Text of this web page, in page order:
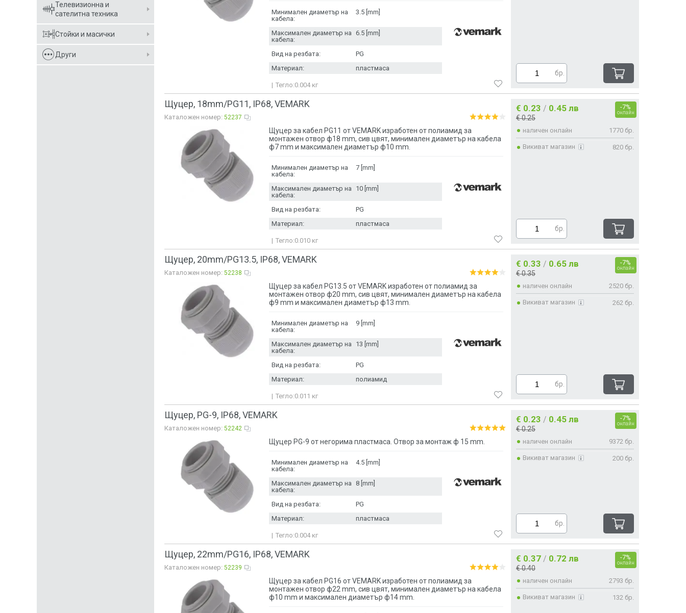
Телевизионна и
сателитна техника
Стойки и масички
Други
PG9
ф46 [mm]
ф54.5 [mm]
ф60 [mm]
Минимален диаметър на
кабела:
3.5 [mm]
Максимален диаметър на
кабела:
6.5 [mm]
Вид на резбата:
PG
Материал:
пластмаса
Тегло:0.004кг
бр.
Щуцер, 18mm/PG11, IP68, VEMARK
Каталожен номер: 52237
Щуцер за кабел PG11 от VEMARK изработен от полиамид за
монтажен отвор ф18 mm, сив цвят, минимален диаметър на кабела
ф7 mm и максимален диаметър ф10 mm.
Минимален диаметър на
кабела:
7 [mm]
Максимален диаметър на
кабела:
10 [mm]
Вид на резбата:
PG
Материал:
пластмаса
Тегло:0.010кг
-7%
онлайн
€ 0.23 / 0.45 лв
€ 0.25
наличен онлайн 1770 бр.
Викиват магазин 820 бр.
бр.
Щуцер, 20mm/PG13.5, IP68, VEMARK
Каталожен номер: 52238
Щуцер за кабел PG13.5 от VEMARK изработен от полиамид за
монтажен отвор ф20 mm, сив цвят, минимален диаметър на кабела
ф9 mm и максимален диаметър ф13 mm.
Минимален диаметър на
кабела:
9 [mm]
Максимален диаметър на
кабела:
13 [mm]
Вид на резбата:
PG
Материал:
полиамид
Тегло:0.011 кг
-7%
онлайн
€ 0.33 / 0.65 лв
€ 0.35
наличен онлайн 2520 бр.
Викиват магазин 262 бр.
бр.
Щуцер, PG-9, IP68, VEMARK
Каталожен номер: 52242
Щуцер PG-9 от негорима пластмаса. Отвор за монтаж ф 15 mm.
Минимален диаметър на
кабела:
4.5 [mm]
Максимален диаметър на
кабела:
8 [mm]
Вид на резбата:
PG
Материал:
пластмаса
Тегло:0.004кг
-7%
онлайн
€ 0.23 / 0.45 лв
€ 0.25
наличен онлайн 9372 бр.
Викиват магазин 200 бр.
бр.
Щуцер, 22mm/PG16, IP68, VEMARK
Каталожен номер: 52239
Щуцер за кабел PG16 от VEMARK изработен от полиамид за
монтажен отвор ф22 mm, сив цвят, минимален диаметър на кабела
ф10 mm и максимален диаметър ф14 mm.
-7%
онлайн
€ 0.37 / 0.72 лв
€ 0.40
наличен онлайн 2793 бр.
Викиват магазин 132 бр.